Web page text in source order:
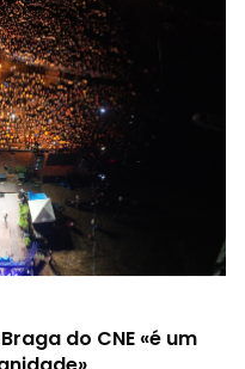
do CNE «é um